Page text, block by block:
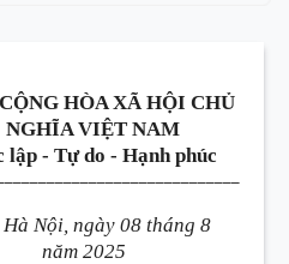
CỘNG HÒA XÃ HỘI CHỦ
NGHĨA VIỆT NAM
lập - Tự do - Hạnh phúc
Hà Nội, ngày 08 tháng 8
năm 2025